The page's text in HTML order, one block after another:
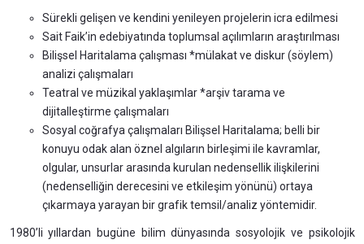
Sürekli gelişen ve kendini yenileyen projelerin icra edilmesi
Sait Faik’in edebiyatında toplumsal açılımların araştırılması
Bilişsel Haritalama çalışması *mülakat ve diskur (söylem)
analizi çalışmaları
Teatral ve müzikal yaklaşımlar *arşiv tarama ve
dijitalleştirme çalışmaları
Sosyal coğrafya çalışmaları Bilişsel Haritalama; belli bir
konuyu odak alan öznel algıların birleşimi ile kavramlar,
olgular, unsurlar arasında kurulan nedensellik ilişkilerini
(nedenselliğin derecesini ve etkileşim yönünü) ortaya
çıkarmaya yarayan bir grafik temsil/analiz yöntemidir.
1980’li yıllardan bugüne bilim dünyasında sosyolojik ve psikolojik